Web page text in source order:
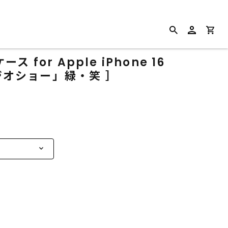
ース for Apple iPhone 16
ショー」緑・笑 ］